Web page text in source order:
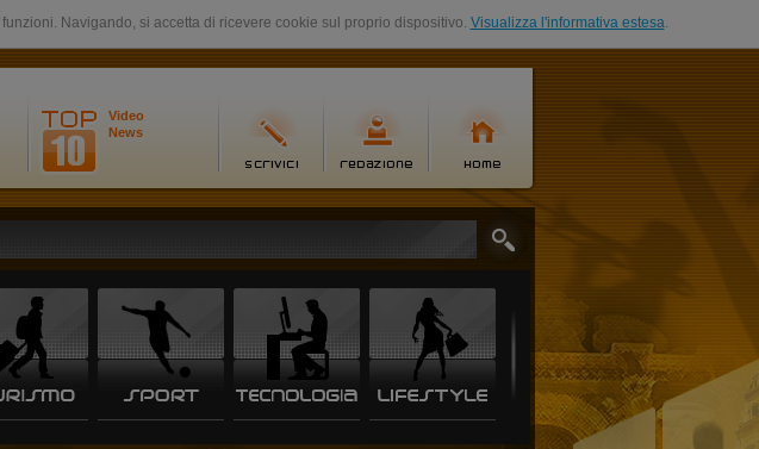
Navigando, si accetta di ricevere cookie sul proprio dispositivo. Visualizza l'informativa estesa.
Video
News